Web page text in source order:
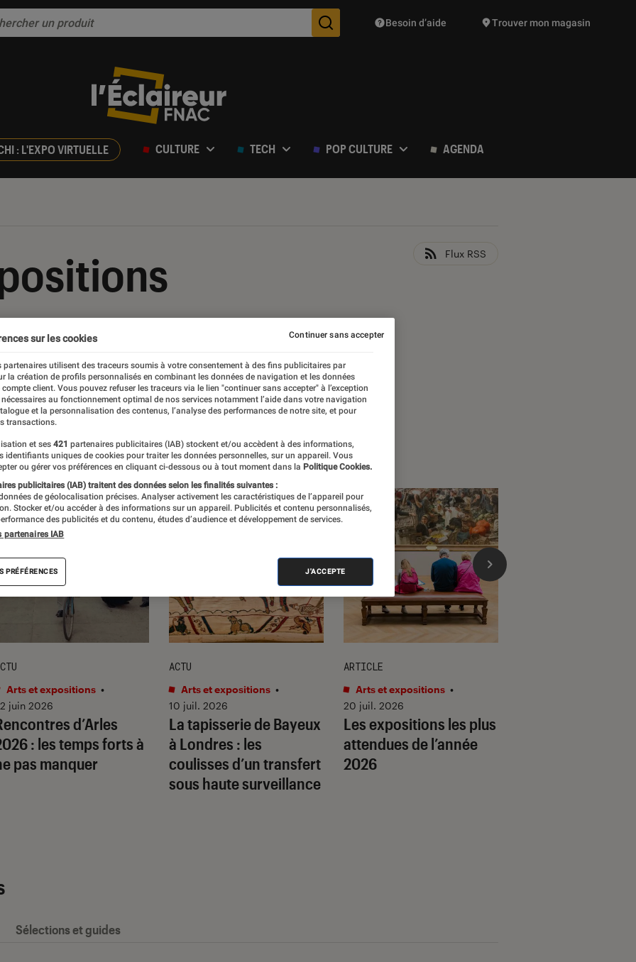
Des suggestions de produits vont vous être proposées
Besoin d’aide Trouver mon magasin
: L'EXPO VIRTUELLE CULTURE TECH POP CULTURE AGENDA
Flux RSS
par L’Éclaireur Fnac. Découvrez les
d’artistes, des entretiens, mais aussi
d’Arles
: les temps forts à
pas manquer
Arts et expositions •
juin 2026
La tapisserie de Bayeux
à Londres : les
coulisses d’un transfert
sous haute surveillance
ACTU
Arts et expositions •
10 juil. 2026
Les expositions les plus
attendues de l’année
2026
ARTICLE
Arts et expositions •
20 juil. 2026
Sélections et guides
sur les cookies
partenaires utilisent des traceurs soumis à votre consentement à des fins publicitaires par
la création de profils personnalisés en combinant les données de navigation et les données
client. Vous pouvez refuser les traceurs via le lien "continuer sans accepter" à l’exception
au fonctionnement optimal de nos services notamment l’aide dans votre navigation
et la personnalisation des contenus, l’analyse des performances de notre site, et pour
transactions.
et ses 421 partenaires publicitaires (IAB) stockent et/ou accèdent à des informations,
identifiants uniques de cookies pour traiter les données personnelles, sur un appareil. Vous
ou gérer vos préférences en cliquant ci-dessous ou à tout moment dans la Politique Cookies.
publicitaires (IAB) traitent des données selon les finalités suivantes :
de géolocalisation précises. Analyser activement les caractéristiques de l’appareil pour
Stocker et/ou accéder à des informations sur un appareil. Publicités et contenu personnalisés,
des publicités et du contenu, études d’audience et développement de services.
partenaires IAB
PRÉFÉRENCES J'ACCEPTE
Continuer sans accepter